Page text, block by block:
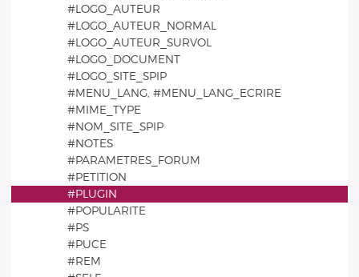
#LOGO_AUTEUR
#LOGO_AUTEUR_NORMAL
#LOGO_AUTEUR_SURVOL
#LOGO_DOCUMENT
#LOGO_SITE_SPIP
#MENU_LANG, #MENU_LANG_ECRIRE
#MIME_TYPE
#NOM_SITE_SPIP
#NOTES
#PARAMETRES_FORUM
#PETITION
#PLUGIN
#POPULARITE
#PS
#PUCE
#REM